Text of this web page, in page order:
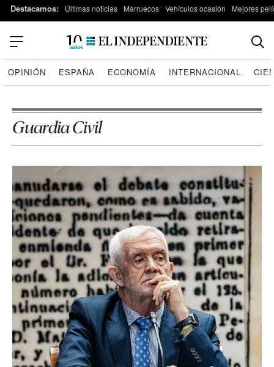
Destacamos: Últimas noticias Marruecos Vehículos ocasión Mejores
OPINIÓN ESPAÑA ECONOMÍA INTERNACIONAL
Guardia Civil